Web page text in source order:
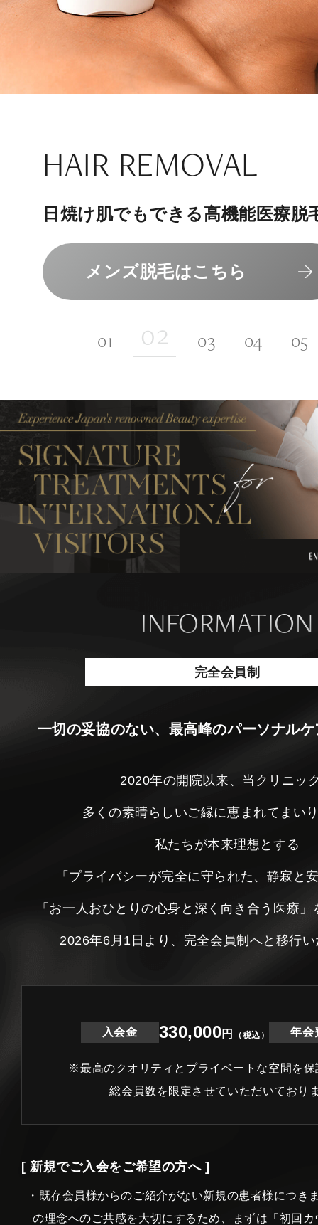
上質な美容医療サービスを提供し
人気メニューはこちら
HAIR REMOVAL
日焼け肌でもできる高機能医療脱
メンズ脱毛はこちら
組めるスキンケアトライアル
スキンケアトライアルはこ
PHILOSOPHY
“男性”特化の美容
コンセプトはこちら
内側から若々しく健康な身体へ
エクソソーム療法はこちら
NAD+点滴はこちら
INVITATION
メンバーシップを、最高のギフト
メンバーシップのご案内
INFORMATION
完全会員制
一切の妥協のない、最高峰のパーソナル
2020年の開院以来、当クリニッ
多くの素晴らしいご縁に恵まれてまい
私たちが本来理想とする
「プライバシーが完全に守られた、静寂と
「お一人おひとりの心身と深く向き合う医療
2026年6月1日より、完全会員制へと移行
入会金 330,000円 （税込） 年会
※最高のクオリティとプライベートな空間を保
総会員数を限定させていただいており
[ 新規でご入会をご希望の方へ ]
・既存会員様からのご紹介がない新規の患者様につき
の理念へのご共感を大切にするため、まずは「初回